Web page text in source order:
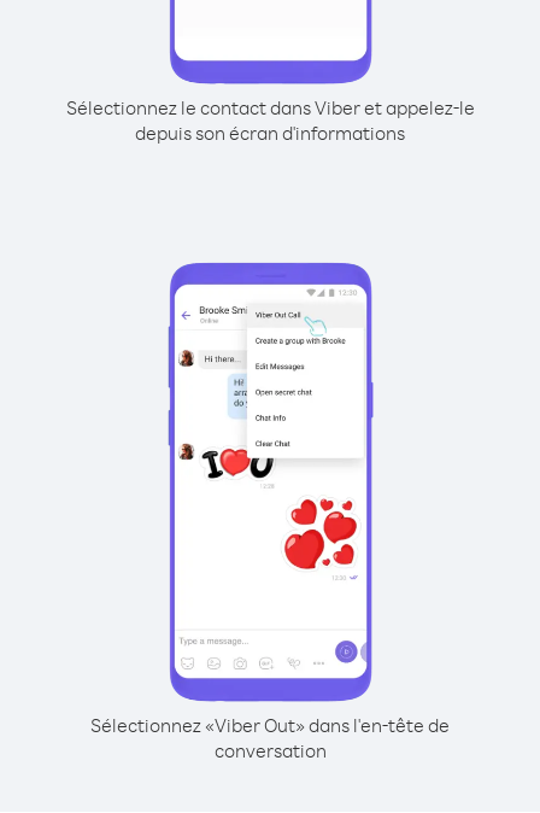
Sélectionnez le contact dans Viber et appelez-le
depuis son écran d'informations
Sélectionnez «Viber Out» dans l'en-tête de
conversation